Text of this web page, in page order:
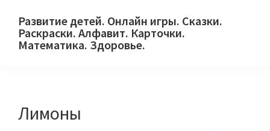
primary
main
primary
Развитие детей. Онлайн игры. Сказки.
Раскраски. Алфавит. Карточки.
Математика. Здоровье.
и
Лимоны